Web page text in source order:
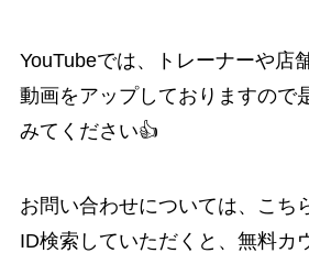
YouTubeでは、トレーナーや店
動画をアップしておりますので
みてください👍
お問い合わせについては、こち
ID検索していただくと、無料カ